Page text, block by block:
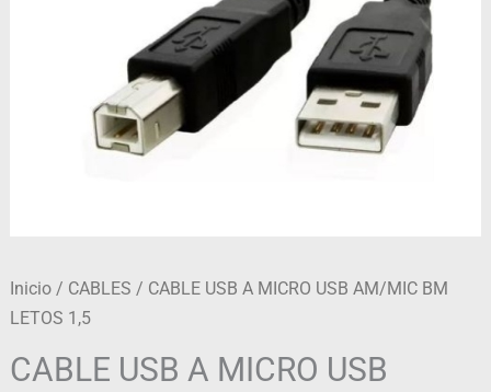
Inicio / CABLES / CABLE USB A MICRO USB AM/MIC BM
LETOS 1,5
CABLE USB A MICRO USB